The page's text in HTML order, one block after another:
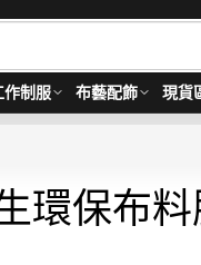
作制服 布藝配飾 現貨
環保布